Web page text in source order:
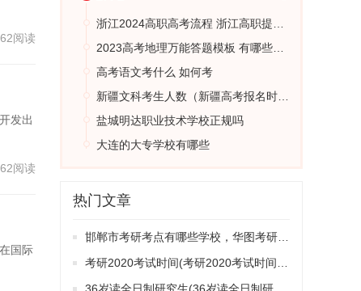
阅读
发出
阅读
国际
高考语文考什么 如何考
盐城明达职业技术学校正规吗
大连的大专学校有哪些
热门文章